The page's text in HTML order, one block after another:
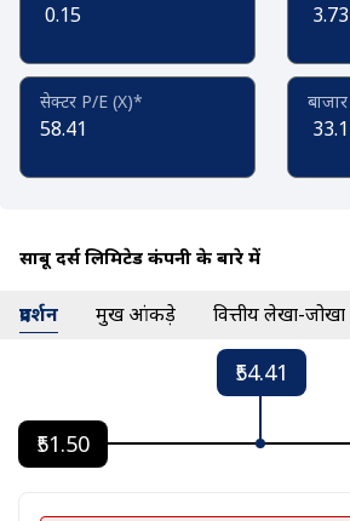
0.15 3.73
सेक्टर P/E (X)*
58.41
साबू ब्रदर्स लिमिटेड कंपनी के बारे में
प्रदर्शन प्रमुख आंकड़े वित्तीय लेखा-जोखा
₹54.41
₹51.50